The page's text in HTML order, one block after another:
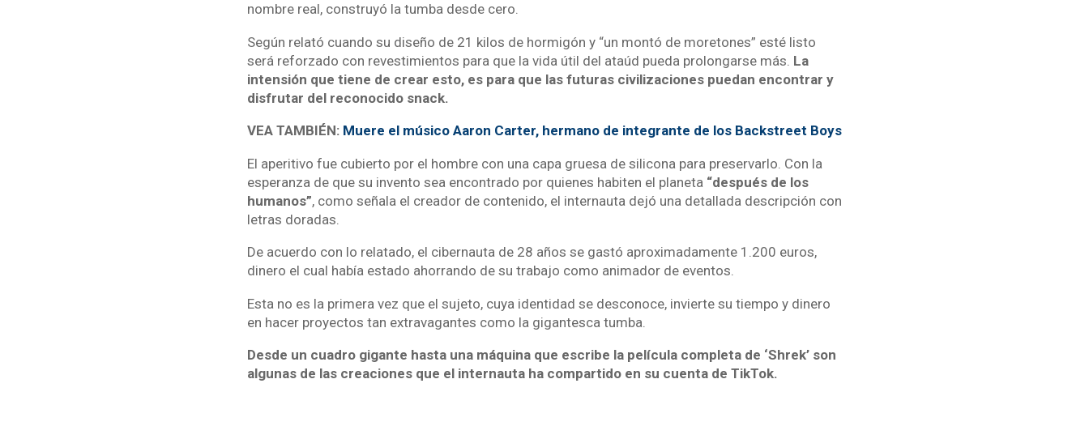
nombre real, construyó la tumba desde cero.
Según relató cuando su diseño de 21 kilos de hormigón y “un montó de moretones” esté listo
será reforzado con revestimientos para que la vida útil del ataúd pueda prolongarse más. La
intensión que tiene de crear esto, es para que las futuras civilizaciones puedan encontrar y
disfrutar del reconocido snack.
VEA TAMBIÉN: Muere el músico Aaron Carter, hermano de integrante de los Backstreet Boys
El aperitivo fue cubierto por el hombre con una capa gruesa de silicona para preservarlo. Con la
esperanza de que su invento sea encontrado por quienes habiten el planeta “después de los
humanos”, como señala el creador de contenido, el internauta dejó una detallada descripción con
letras doradas.
De acuerdo con lo relatado, el cibernauta de 28 años se gastó aproximadamente 1.200 euros,
dinero el cual había estado ahorrando de su trabajo como animador de eventos.
Esta no es la primera vez que el sujeto, cuya identidad se desconoce, invierte su tiempo y dinero
en hacer proyectos tan extravagantes como la gigantesca tumba.
Desde un cuadro gigante hasta una máquina que escribe la película completa de ‘Shrek’ son
algunas de las creaciones que el internauta ha compartido en su cuenta de TikTok.